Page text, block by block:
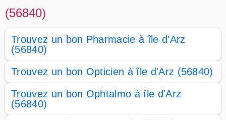
(56840)
Trouvez un bon Pharmacie à île d'Arz
(56840)
Trouvez un bon Opticien à île d'Arz (56840)
Trouvez un bon Ophtalmo à île d'Arz
(56840)